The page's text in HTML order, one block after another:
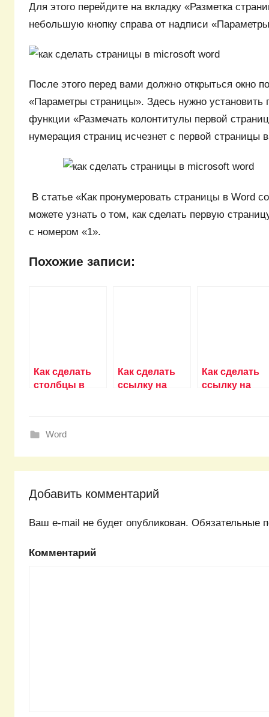
Для этого перейдите на вкладку «Разметка
небольшую кнопку справа от надписи
После этого перед вами должно открыться окно
«Параметры страницы». Здесь нужно установить
функции «Размечать колонтитулы первой
нумерация страниц исчезнет с первой страницы
В статье «Как пронумеровать страницы в Word
можете узнать о том, как сделать первую
с номером «1».
Похожие записи:
Как сделать
столбцы в
Как сделать
ссылку на
Как сделать
ссылку на
Word
Добавить комментарий
Ваш e-mail не будет опубликован. Обязательные
Комментарий